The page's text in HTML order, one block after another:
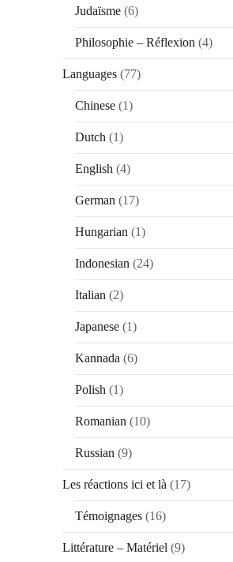
Judaïsme (6)
Philosophie – Réflexion (4)
Languages (77)
Chinese (1)
Dutch (1)
English (4)
German (17)
Hungarian (1)
Indonesian (24)
Italian (2)
Japanese (1)
Kannada (6)
Polish (1)
Romanian (10)
Russian (9)
Les réactions ici et là (17)
Témoignages (16)
Littérature – Matériel (9)